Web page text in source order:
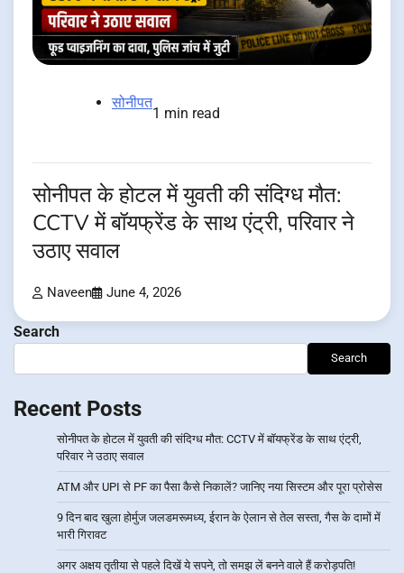
सोनीपत
1 min read
सोनीपत के होटल में युवती की संदिग्ध मौत:
CCTV में बॉयफ्रेंड के साथ एंट्री, परिवार ने
उठाए सवाल
Naveen June 4, 2026
Search
Search
Recent Posts
सोनीपत के होटल में युवती की संदिग्ध मौत: CCTV में बॉयफ्रेंड के साथ एंट्री,
परिवार ने उठाए सवाल
ATM और UPI से PF का पैसा कैसे निकालें? जानिए नया सिस्टम और पूरा प्रोसेस
9 दिन बाद खुला होर्मुज जलडमरूमध्य, ईरान के ऐलान से तेल सस्ता, गैस के दामों में
भारी गिरावट
अगर अक्षय तृतीया से पहले दिखें ये सपने, तो समझ लें बनने वाले हैं करोड़पति!